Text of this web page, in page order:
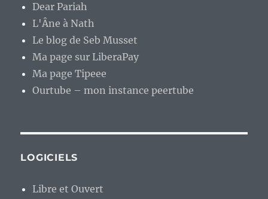
Dear Pariah
L'Âne à Nath
Le blog de Seb Musset
Ma page sur LiberaPay
Ma page Tipeee
Ourtube – mon instance peertube
LOGICIELS
Libre et Ouvert